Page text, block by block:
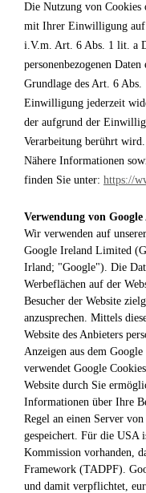
Die Nutzung von Cookies
mit Ihrer Einwilligung auf
i.V.m. Art. 6 Abs. 1 lit. a
personenbezogenen
Grundlage des Art. 6
Einwilligung jederzeit
der aufgrund der
Verarbeitung berührt wird.
Nähere Informationen
finden Sie unter: https://
Verwendung von Google
Wir verwenden auf
Google Ireland Limited
Irland; "Google"). Die
Werbeflächen auf der
Besucher der Website
anzusprechen. Mittels
Website des Anbieters
Anzeigen aus dem
verwendet Google
Website durch Sie
Informationen über Ihre
Regel an einen Server
gespeichert. Für die USA
Kommission vorhanden,
Framework (TADPF).
und damit verpflichtet,